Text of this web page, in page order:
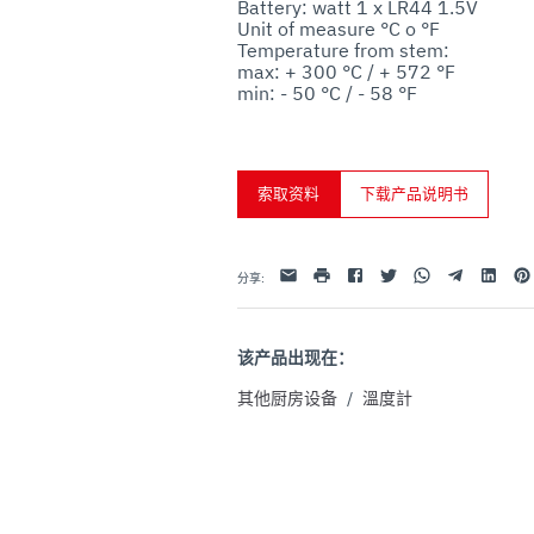
Battery: watt 1 x LR44 1.5V
Unit of measure °C o °F
Temperature from stem:
max: + 300 °C / + 572 °F
min: - 50 °C / - 58 °F
索取资料 下载产品说明书
分享: 电子邮件
打印 FacebookTwitterWhatsappTelegramLinkedin
该产品出现在：
其他厨房设备 / 溫度計